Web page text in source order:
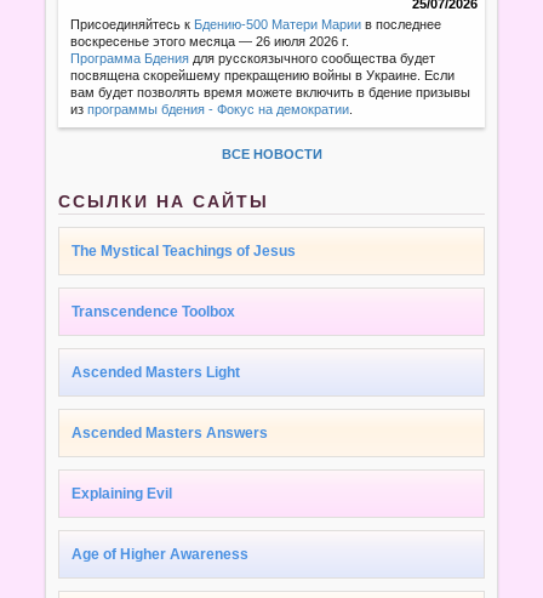
25/07/2026
Присоединяйтесь к Бдению-500 Матери Марии в последнее
воскресенье этого месяца — 26 июля 2026 г.
Программа Бдения для русскоязычного сообщества будет
посвящена скорейшему прекращению войны в Украине. Если
вам будет позволять время можете включить в бдение призывы
изпрограммы бдения - Фокус на демократии
ВСЕ НОВОСТИ
ССЫЛКИ НА САЙТЫ
The Mystical Teachings of Jesus
Transcendence Toolbox
Ascended Masters Light
Ascended Masters Answers
Explaining Evil
Age of Higher Awareness